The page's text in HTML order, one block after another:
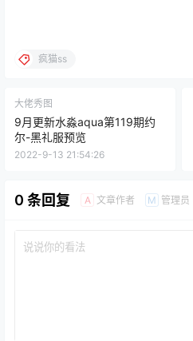
疯猫ss
大佬秀图
9月更新水淼aqua第119期约
尔-黑礼服预览
2022-9-13 21:54:26
0 条回复 A 文章作者 M 管理员